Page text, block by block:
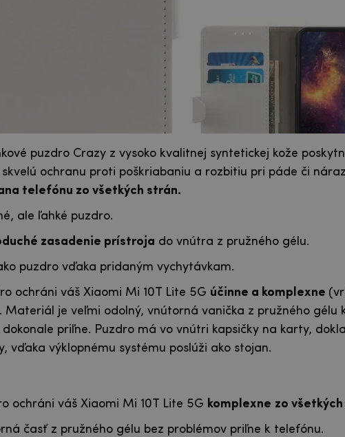
puzdro Crazy z vysoko kvalitnej syntetickej kože
ochranu proti poškriabaniu a rozbitiu pri páde či
telefónu zo všetkých strán.
ale ľahké puzdro.
zasadenie prístroja do vnútra z pružného gélu.
puzdro vďaka pridaným vychytávkam.
ochráni váš Xiaomi Mi 10T Lite 5G účinne a komplexne
Materiál je veľmi odolný, vnútorná vanička z pružného gélu
priľne. Puzdro má vo vnútri kapsičky na karty,
vďaka výklopnému systému poslúži ako stojan.
ochráni váš Xiaomi Mi 10T Lite 5G komplexne zo
časť z pružného gélu bez problémov priľne k telefónu.